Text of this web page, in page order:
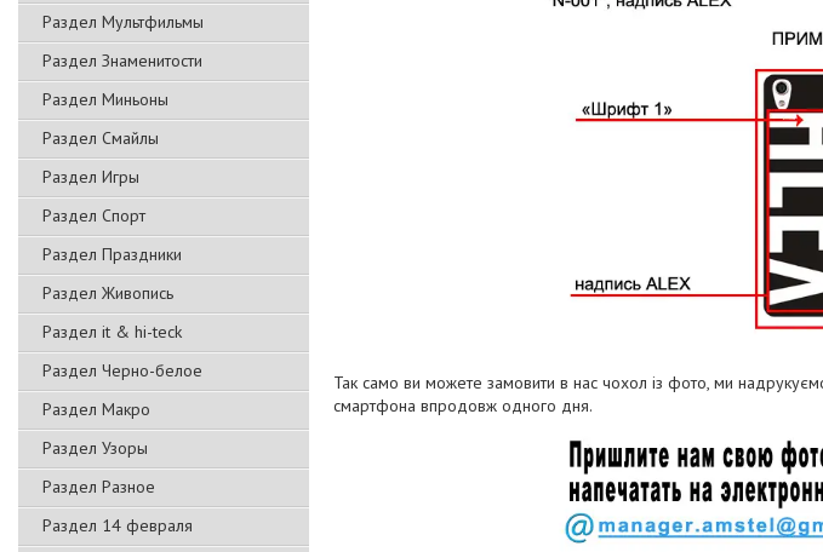
Раздел Мультфильмы
Раздел Знаменитости
Раздел Миньоны
Раздел Смайлы
Раздел Игры
Раздел Спорт
Раздел Праздники
Раздел Живопись
Раздел it & hi-teck
Раздел Черно-белое
Раздел Макро
Раздел Узоры
Раздел Разное
Раздел 14 февраля
Так само ви можете замовити в нас чохол із фото, ми
смартфона впродовж одного дня.